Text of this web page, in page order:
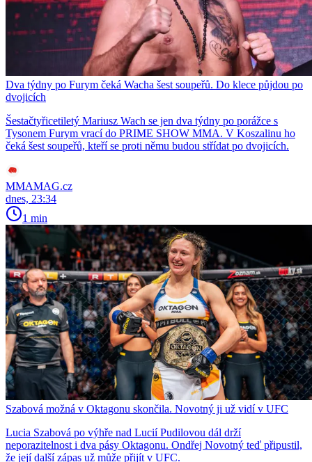
Dva týdny po Furym čeká Wacha šest soupeřů. Do klece půjdou po
dvojicích
Šestačtyřicetiletý Mariusz Wach se jen dva týdny po porážce s
Tysonem Furym vrací do PRIME SHOW MMA. V Koszalinu ho
čeká šest soupeřů, kteří se proti němu budou střídat po dvojicích.
MMAMAG.cz
dnes, 23:34
1 min
Szabová možná v Oktagonu skončila. Novotný ji už vidí v UFC
Lucia Szabová po výhře nad Lucií Pudilovou dál drží
neporazitelnost i dva pásy Oktagonu. Ondřej Novotný teď připustil,
že její další zápas už může přijít v UFC.